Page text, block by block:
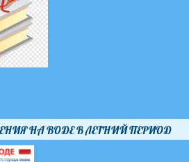
НА ВОДЕ В ЛЕТНИЙ ПЕРИОД